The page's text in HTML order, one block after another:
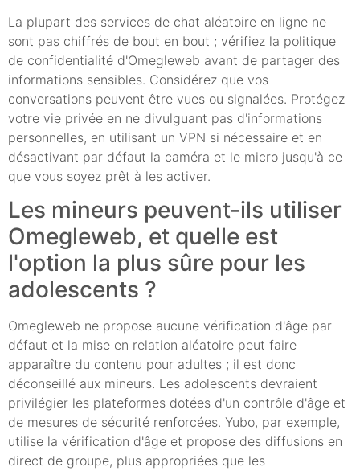
La plupart des services de chat aléatoire en ligne ne
sont pas chiffrés de bout en bout ; vérifiez la politique
de confidentialité d'Omegleweb avant de partager des
informations sensibles. Considérez que vos
conversations peuvent être vues ou signalées. Protégez
votre vie privée en ne divulguant pas d'informations
personnelles, en utilisant un VPN si nécessaire et en
désactivant par défaut la caméra et le micro jusqu'à ce
que vous soyez prêt à les activer.
Les mineurs peuvent-ils utiliser
Omegleweb, et quelle est
l'option la plus sûre pour les
adolescents ?
Omegleweb ne propose aucune vérification d'âge par
défaut et la mise en relation aléatoire peut faire
apparaître du contenu pour adultes ; il est donc
déconseillé aux mineurs. Les adolescents devraient
privilégier les plateformes dotées d'un contrôle d'âge et
de mesures de sécurité renforcées. Yubo, par exemple,
utilise la vérification d'âge et propose des diffusions en
direct de groupe, plus appropriées que les